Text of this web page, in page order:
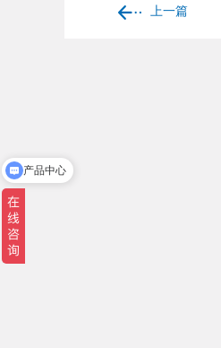
上一篇
产品中心